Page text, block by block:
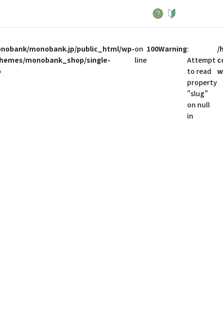
monobank.jp/public_html/wp-
monobank_shop/single-
on
line
100Warning:
Attempt
to read
property
"slug"
on null
in
/